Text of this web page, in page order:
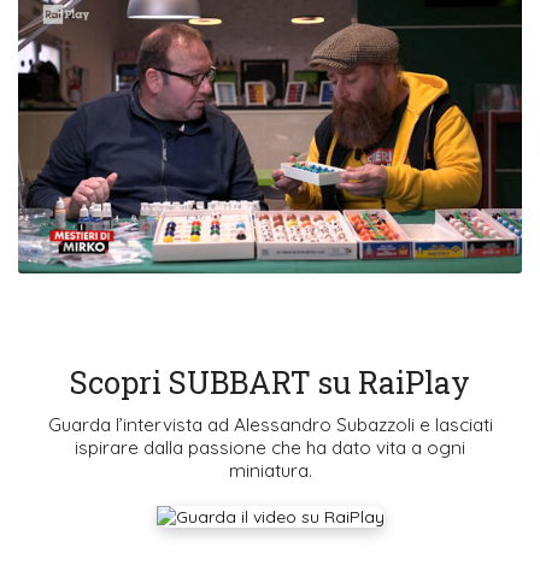
Scopri SUBBART su RaiPlay
Guarda l’intervista ad Alessandro Subazzoli e lasciati
ispirare dalla passione che ha dato vita a ogni
miniatura.